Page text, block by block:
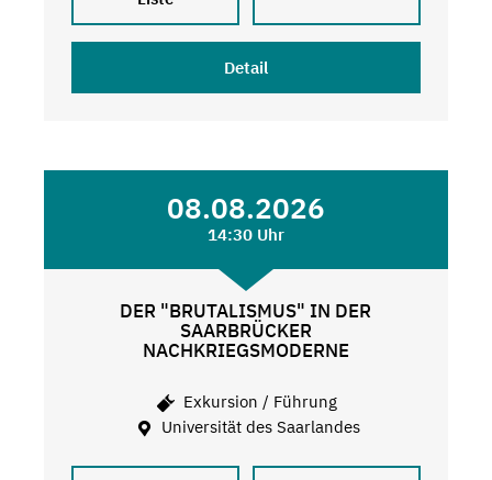
Detail
08.08.2026
14:30 Uhr
DER "BRUTALISMUS" IN DER
SAARBRÜCKER
NACHKRIEGSMODERNE
Exkursion / Führung
Universität des Saarlandes